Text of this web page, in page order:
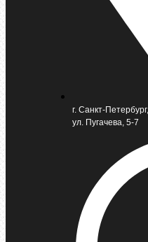
г. Санкт-Петербург,
ул. Пугачева, 5-7